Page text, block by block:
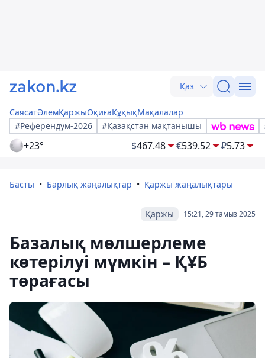
Қаз
СаясатӘлемҚаржыОқиғаҚұқықМақалалар
#Референдум-2026
#Қазақстан мақтанышы
+23° $467.48 €539.52 ₽5.73
Басты Барлық жаңалықтар Қаржы жаңалықтары
15:21, 29 тамыз 2025
Қаржы
Базалық мөлшерлеме
көтерілуі мүмкін – ҚҰБ
төрағасы